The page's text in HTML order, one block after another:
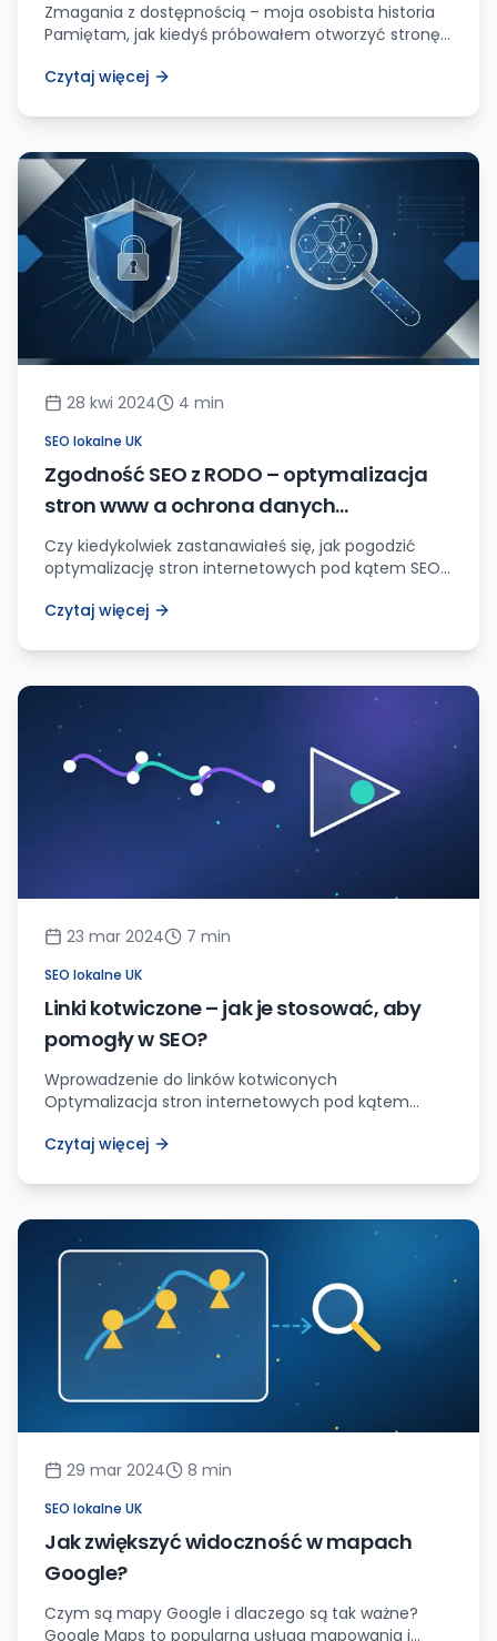
Zmagania z dostępnością – moja osobista historia
Pamiętam, jak kiedyś próbowałem otworzyć stronę
enter, a tu nagle… komunikat „Ta witryna jest
pójść nie tak. Przecież ta strona zawsze działała bez
wzrastać. Jak mam teraz zjeść te […]
Czytaj więcej
28 kwi 2024 4 min
SEO lokalne UK
Zgodność SEO z RODO – optymalizacja
stron www a ochrona danych
osobowych
Czy kiedykolwiek zastanawiałeś się, jak pogodzić
optymalizację stron internetowych pod kątem SEO z
właścicieli firm i specjalistów od marketingu
próbując uzyskać wysoką widoczność w
przepisów dotyczących ochrony danych
osobowych. Dobrze, że trafiłeś na ten artykuł,
ponieważ właśnie omówimy ten temat w […]
Czytaj więcej
23 mar 2024 7 min
SEO lokalne UK
Linki kotwiczone – jak je stosować, aby
pomogły w SEO?
Wprowadzenie do linków kotwiconych
Optymalizacja stron internetowych pod kątem
Jednym z nich jest wykorzystanie linków
użycie w kontekście SEO? Odpowiedzi na te pytania
kotwiczony to hiperłącze, które przenosi użytkownika
bezpośrednio do określonego miejsca na […]
Czytaj więcej
29 mar 2024 8 min
SEO lokalne UK
Jak zwiększyć widoczność w mapach
Google?
Czym są mapy Google i dlaczego są tak ważne?
Google Maps to popularna usługa mapowania i